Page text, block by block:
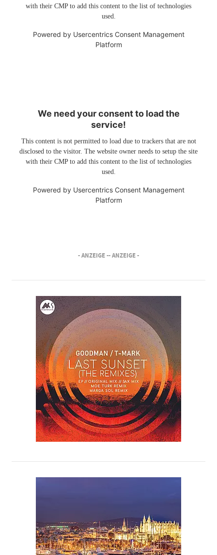
with their CMP to add this content to the list of technologies
used.
Powered by Usercentrics Consent Management
Platform
We need your consent to load the
service!
This content is not permitted to load due to trackers that are not
disclosed to the visitor. The website owner needs to setup the site
with their CMP to add this content to the list of technologies
used.
Powered by Usercentrics Consent Management
Platform
- ANZEIGE -- ANZEIGE -